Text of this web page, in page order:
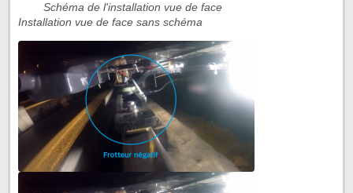
Schéma de l'installation vue de face
Installation vue de face sans schéma